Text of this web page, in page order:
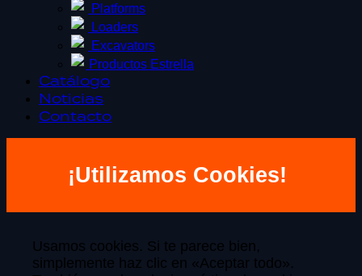
Platforms
Loaders
Excavators
Productos Estrella
Catálogo
Noticias
Contacto
¡Utilizamos Cookies!
Usamos cookies. Si te parece bien,
simplemente haz clic en «Aceptar todo».